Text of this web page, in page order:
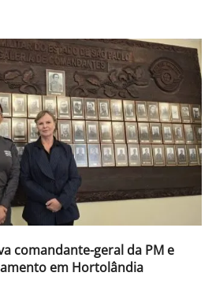
comandante-geral da PM e
em Hortolândia